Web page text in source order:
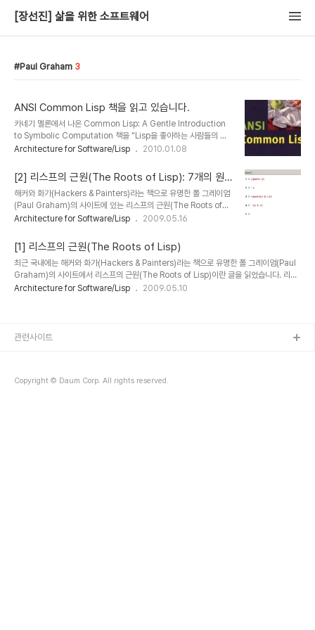
[장선진] 삶을 위한 소프트웨어
Paul Graham 3
ANSI Common Lisp 책을 읽고 있습니다.
카네기 멜론에서 나온 Common Lisp: A Gentle Introduction
to Symbolic Computation 책을 "Lisp을 좋아하는 사람들의 그
룹"에서 공부한 후 현재는 ANSI Common Lisp 책을 읽고 있습니
한 책이라고 생각합니다. 저 역시 이 책을 Lisp을 좋아하는 사람들의
그룹에서 진행한 오프라인 스터디를 통하여 공부하였는데, 많은 도움
이 되었습니다. 혹시 Common Lisp 책을 공부하시는 분들 중에 참
고자료를 찾으시는 분들이라면 저희 그룹에서 진행한 오프라인 스터
디 동영상을 한번 참고하시기 바랍니다. 저희 위키 사이트인
Architecture for Software/Lisp 2010.01.08
[2] 리스프의 근원(The Roots of Lisp): 7개의 원
시 연산자
해커와 화가(Hackers & Painters)라는 책으로 유명한 폴 그레이엄
(Paul Graham)의 사이트에 있는 리스프의 근원(The Roots of
Lisp)이란 글을 공부겸 번역하고 있습니다. 2번째 글인 7개의 원시
스프의 근원(The Roots of Lisp) 에 있는 "Complete Article
(Postscript)"를 참고하시기 바랍니다. 리스프(Lisp)에 관심있는 분
들에게 많은 도움이 되었으면 좋겠습니다. 1. 7개의 원시 연산자
(Seven Primitive Operators) 시작하려면, 우리는 표현식
(expression)을 알아야 한다. 표현식은 foo와 같은 문자열
Architecture for Software/Lisp 2009.05.16
[1] 리스프의 근원(The Roots of Lisp)
최근 국내에는 해커와 화가(Hackers & Painters)라는 책으로 유명한 폴 그레이엄(Paul
Graham)의 사이트에서 리스프의 근원(The Roots of Lisp)이란 글을 읽었습니다. 리스
프(Lisp)에 대한 좋은 내용을 담고 있어서 많은 분들과 공유하고자 번역하여 올립니다. 우선
id=2311ad79&page=1&size=full)에서 쉽게 확인하실 수 있습니다. 참고로 리스프
Architecture for Software/Lisp 2009.05.10
Copyright © Daum Corp. All rights reserved.
관련사이트